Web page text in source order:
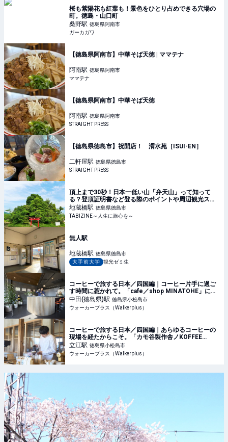
桜も紫陽花も紅葉も！景色をひとり占めできる穴場の
町。徳島・山口町
桑野駅 徳島県阿南市
ガーカガワ
【徳島県阿南市】中華そば天徳 | ママテナ
阿南駅 徳島県阿南市
ママテナ
【徳島県阿南市】中華そば天徳
阿南駅 徳島県阿南市
STRAIGHT PRESS
【徳島県徳島市】祝開店！ 渭水苑［ISUI-EN］
二軒屋駅 徳島県徳島市
STRAIGHT PRESS
頂上まで30秒！日本一低い山「弁天山」って知って
る？登頂証明書など登る際のポイントや周辺観光スポ
ット | TABIZINE～人生に旅心を～
地蔵橋駅 徳島県徳島市
TABIZINE～人生に旅心を～
無人駅
地蔵橋駅 徳島県徳島市
大手前大学
観光ゼミ生
コーヒーで旅する日本／四国編｜コーヒー片手に過ご
す時間に惹かれて。「cafe／shop MINATOHE」に現
れる、今ここにしかない憩いの風景(1/2)｜ウォーカー
プラス
中田(徳島県)駅 徳島県小松島市
ウォーカープラス（Walkerplus）
コーヒーで旅する日本／四国編｜あらゆるコーヒーの
現場を経たからこそ。「カモ谷製作舎ノKOFFEE
SHOP」が体現するお客目線の大切さ(1/2)｜ウォーカ
ープラス
立江駅 徳島県小松島市
ウォーカープラス（Walkerplus）